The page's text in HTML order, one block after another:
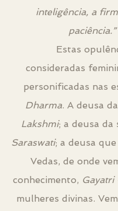
inteligência, a
paciência.”
consideradas
personificadas nas
Dharma. A deusa
Lakshmi; a deusa da
Saraswati; a deusa
Vedas, de onde
conhecimento, Gayatri
mulheres divinas.